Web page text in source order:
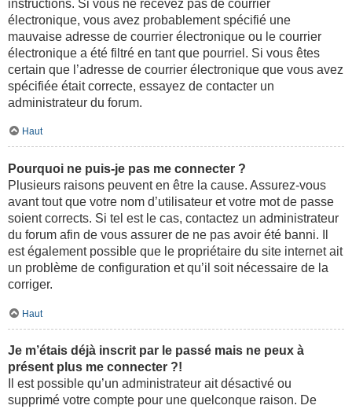
instructions. Si vous ne recevez pas de courrier
électronique, vous avez probablement spécifié une
mauvaise adresse de courrier électronique ou le courrier
électronique a été filtré en tant que pourriel. Si vous êtes
certain que l’adresse de courrier électronique que vous avez
spécifiée était correcte, essayez de contacter un
administrateur du forum.
Haut
Pourquoi ne puis-je pas me connecter ?
Plusieurs raisons peuvent en être la cause. Assurez-vous
avant tout que votre nom d’utilisateur et votre mot de passe
soient corrects. Si tel est le cas, contactez un administrateur
du forum afin de vous assurer de ne pas avoir été banni. Il
est également possible que le propriétaire du site internet ait
un problème de configuration et qu’il soit nécessaire de la
corriger.
Haut
Je m’étais déjà inscrit par le passé mais ne peux à
présent plus me connecter ?!
Il est possible qu’un administrateur ait désactivé ou
supprimé votre compte pour une quelconque raison. De